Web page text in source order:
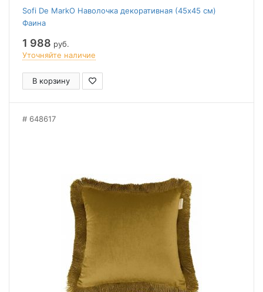
Sofi De MarkO Наволочка декоративная (45x45 см)
Фаина
1 988 руб.
Уточняйте наличие
В корзину
648617